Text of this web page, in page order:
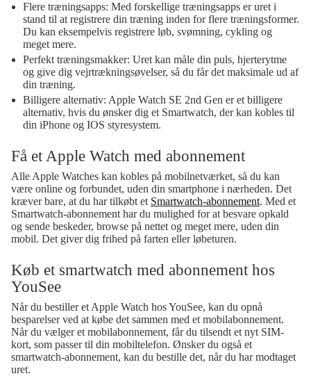
Flere træningsapps: Med forskellige træningsapps er uret i
stand til at registrere din træning inden for flere træningsformer.
Du kan eksempelvis registrere løb, svømning, cykling og
meget mere.
Perfekt træningsmakker: Uret kan måle din puls, hjerterytme
og give dig vejrtrækningsøvelser, så du får det maksimale ud af
din træning.
Billigere alternativ: Apple Watch SE 2nd Gen er et billigere
alternativ, hvis du ønsker dig et Smartwatch, der kan kobles til
din iPhone og IOS styresystem.
Få et Apple Watch med abonnement
Alle Apple Watches kan kobles på mobilnetværket, så du kan
være online og forbundet, uden din smartphone i nærheden. Det
kræver bare, at du har tilkøbt et Smartwatch-abonnement. Med et
Smartwatch-abonnement har du mulighed for at besvare opkald
og sende beskeder, browse på nettet og meget mere, uden din
mobil. Det giver dig frihed på farten eller løbeturen.
Køb et smartwatch med abonnement hos
YouSee
Når du bestiller et Apple Watch hos YouSee, kan du opnå
besparelser ved at købe det sammen med et mobilabonnement.
Når du vælger et mobilabonnement, får du tilsendt et nyt SIM-
kort, som passer til din mobiltelefon. Ønsker du også et
smartwatch-abonnement, kan du bestille det, når du har modtaget
uret.